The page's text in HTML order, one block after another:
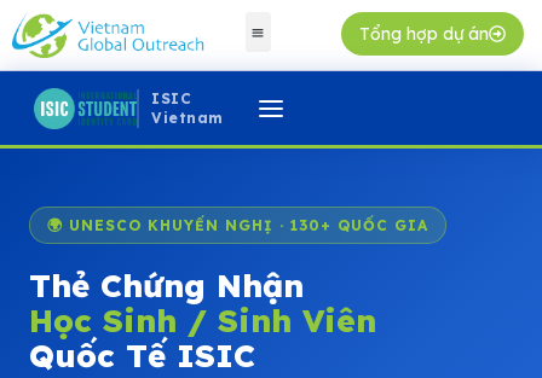
Tổng hợp dự án
ISIC
Vietnam
🌍 UNESCO KHUYẾN NGHỊ · 130+ QUỐC GIA
Thẻ Chứng Nhận
Học Sinh / Sinh Viên
Quốc Tế ISIC